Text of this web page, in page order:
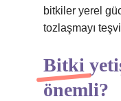
bitkiler yerel
tozlaşmayı
Bitki
önemli?